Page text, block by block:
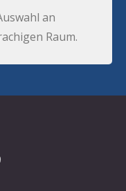
an
Raum.